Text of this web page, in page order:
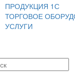
ПРОДУКЦИЯ 1С
ТОРГОВОЕ
УСЛУГИ